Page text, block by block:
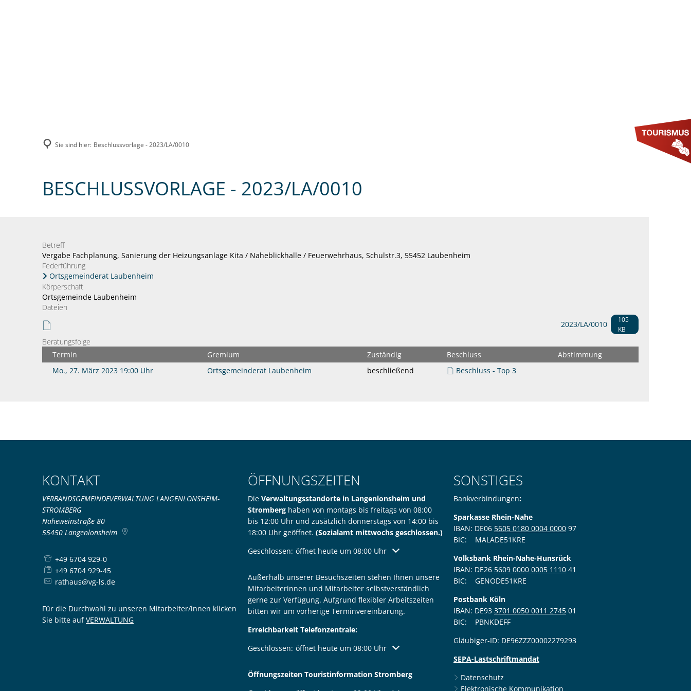
Sie sind hier: Beschlussvorlage - 2023/LA/0010
BESCHLUSSVORLAGE - 2023/LA/0010
Betreff
Vergabe Fachplanung, Sanierung der Heizungsanlage Kita / Naheblickhalle / Feuerwehrhaus, Schulstr.3, 55452 Laubenheim
Federführung
Ortsgemeinderat Laubenheim
Körperschaft
Ortsgemeinde Laubenheim
Dateien
2023/LA/0010
105
KB
Beratungsfolge
Termin
Gremium Zuständig Beschluss
Abstimmung
Mo., 27. März 2023 19:00 Uhr
Ortsgemeinderat Laubenheim beschließend Beschluss - Top 3
KONTAKT
VERBANDSGEMEINDEVERWALTUNG LANGENLONSHEIM-
STROMBERG
Naheweinstraße 80
55450 Langenlonsheim
+49 6704 929-0
+49 6704 929-45
rathaus@vg-ls.de
Für die Durchwahl zu unseren Mitarbeiter/innen klicken
Sie bitte aufVERWALTUNG
ÖFFNUNGSZEITEN
Die Verwaltungsstandorte in Langenlonsheim und
Stromberg haben von montags bis freitags von 08:00
bis 12:00 Uhr und zusätzlich donnerstags von 14:00 bis
18:00 Uhr geöffnet. (Sozialamt mittwochs geschlossen.)
Klicken, um weitere Öffnungs- oder Schließzeiten auszublenden
Geschlossen: öffnet heute um 08:00 Uhr
Außerhalb unserer Besuchszeiten stehen Ihnen unsere
Mitarbeiterinnen und Mitarbeiter selbstverständlich
gerne zur Verfügung. Aufgrund flexibler Arbeitszeiten
bitten wir um vorherige Terminvereinbarung.
Erreichbarkeit Telefonzentrale:
Klicken, um weitere Öffnungs- oder Schließzeiten auszublenden
Geschlossen: öffnet heute um 08:00 Uhr
Öffnungszeiten Touristinformation Stromberg
SONSTIGES
Bankverbindungen:
Sparkasse Rhein-Nahe
IBAN: DE06 5605 0180 0004 0000 97
BIC: MALADE51KRE
Volksbank Rhein-Nahe-Hunsrück
IBAN: DE26 5609 0000 0005 1110 41
BIC: GENODE51KRE
Postbank Köln
IBAN: DE93 3701 0050 0011 2745 01
BIC: PBNKDEFF
Gläubiger-ID: DE96ZZZ00002279293
SEPA-Lastschriftmandat
Datenschutz
Elektronische Kommunikation